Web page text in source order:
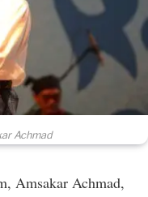
Achmad
Amsakar Achmad,